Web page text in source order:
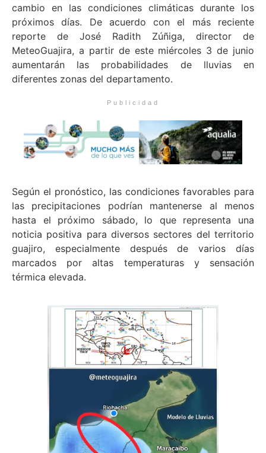
cambio en las condiciones climáticas durante los
próximos días. De acuerdo con el más reciente
reporte de José Radith Zúñiga, director de
MeteoGuajira, a partir de este miércoles 3 de junio
aumentarán las probabilidades de lluvias en
diferentes zonas del departamento.
Publicidad
Según el pronóstico, las condiciones favorables para
las precipitaciones podrían mantenerse al menos
hasta el próximo sábado, lo que representa una
noticia positiva para diversos sectores del territorio
guajiro, especialmente después de varios días
marcados por altas temperaturas y sensación
térmica elevada.